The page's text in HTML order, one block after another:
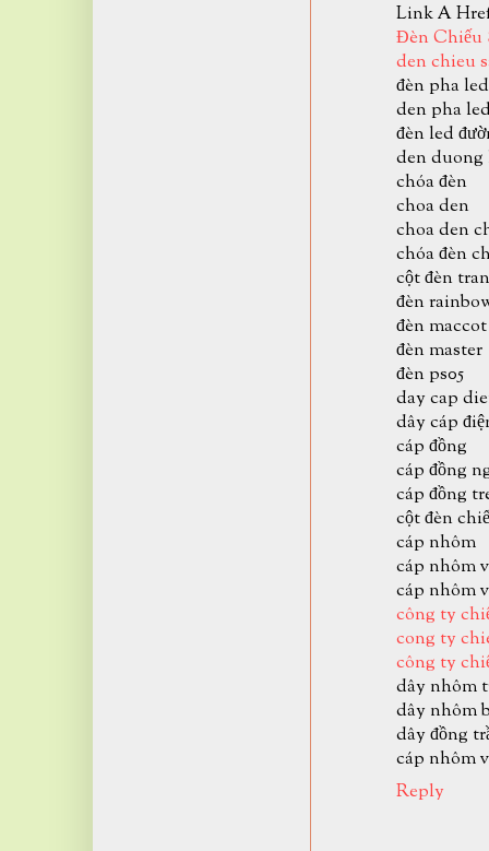
Link A
Đèn Chiếu
den chieu
đèn pha led
den pha
đèn led
den duong
chóa đèn
choa den
choa den
chóa đèn
cột đèn
đèn
đèn maccot
đèn master
đèn ps05
day cap
dây cáp
cáp đồng
cáp đồng
cáp đồng
cột đèn
cáp nhôm
cáp nhôm
cáp nhôm
công ty
cong ty
công ty
dây nhôm
dây nhôm
dây đồng
cáp nhôm
Reply